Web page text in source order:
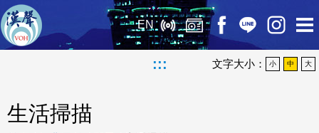
EN
::: 文字大小： 小 中 大
生活掃描